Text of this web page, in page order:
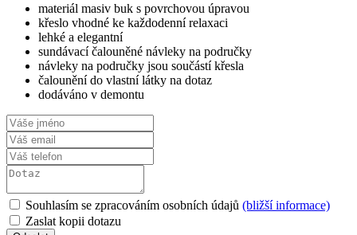
materiál masiv buk s povrchovou úpravou
křeslo vhodné ke každodenní relaxaci
lehké a elegantní
sundávací čalouněné návleky na područky
návleky na područky jsou součástí křesla
čalounění do vlastní látky na dotaz
dodáváno v demontu
Souhlasím se zpracováním osobních údajů (bližší informace)
Zaslat kopii dotazu